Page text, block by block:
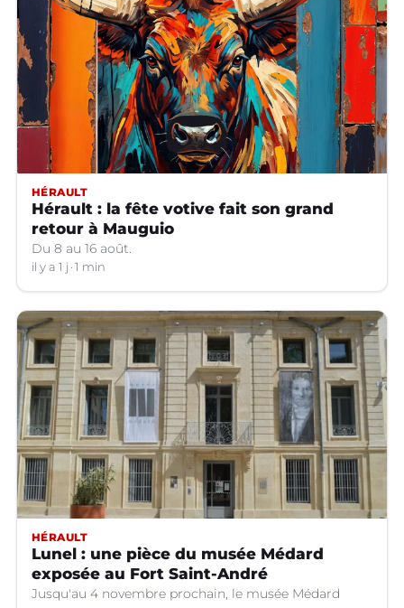
HÉRAULT
Hérault : la fête votive fait son grand
retour à Mauguio
Du 8 au 16 août.
il y a 1 j 1 min
HÉRAULT
Lunel : une pièce du musée Médard
exposée au Fort Saint-André
Jusqu'au 4 novembre prochain, le musée Médard